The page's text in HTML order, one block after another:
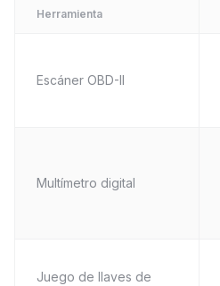
Herramienta
Escáner OBD-II
Multímetro digital
Juego de llaves de